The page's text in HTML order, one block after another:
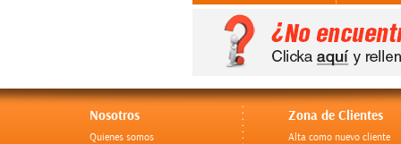
Nosotros
Quienes somos
Zona de Clientes
Alta como nuevo cliente